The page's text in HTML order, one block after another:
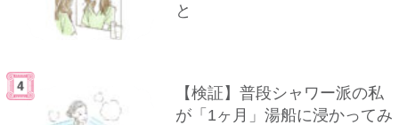
と
【検証】普段シャワー派の私
が「1ヶ月」湯船に浸かってみ